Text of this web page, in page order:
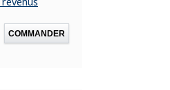
COMMANDER